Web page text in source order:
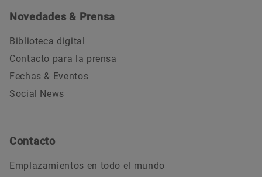
Novedades & Prensa
Biblioteca digital
Contacto para la prensa
Fechas & Eventos
Social News
Contacto
Emplazamientos en todo el mundo